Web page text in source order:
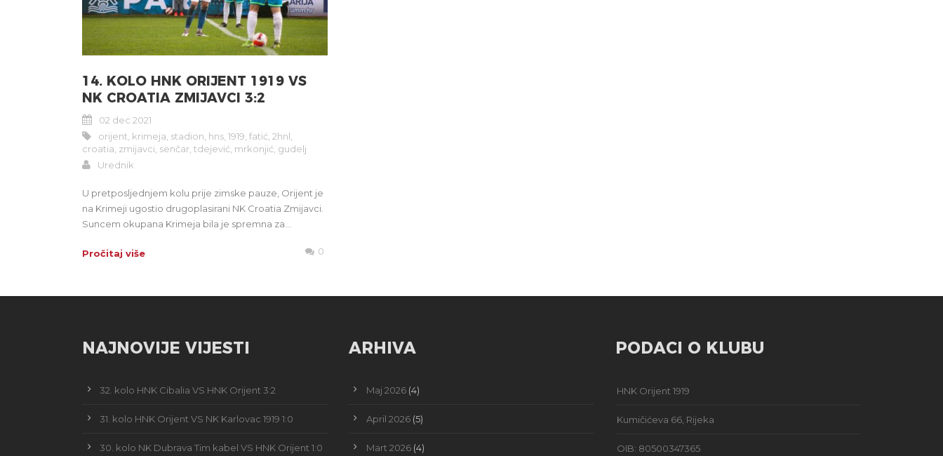
14. KOLO HNK ORIJENT 1919 VS
NK CROATIA ZMIJAVCI 3:2
02 dec 2021
orijent krimeja stadion hns 1919 fatić 2hnl
croatia zmijavci senčar tdejević mrkonjić gudelj
Urednik
U pretposljednjem kolu prije zimske pauze, Orijent je
na Krimeji ugostio drugoplasirani NK Croatia Zmijavci.
Suncem okupana Krimeja bila je spremna za...
Pročitaj više 0
NAJNOVIJE VIJESTI
32. kolo HNK Cibalia VS HNK Orijent 3:2
31. kolo HNK Orijent VS NK Karlovac 1919 1:0
30. kolo NK Dubrava Tim kabel VS HNK Orijent 1:0
ARHIVA
Maj 2026(4)
April 2026(5)
Mart 2026(4)
PODACI O KLUBU
HNK Orijent 1919
Kumičićeva 66, Rijeka
OIB: 80500347365